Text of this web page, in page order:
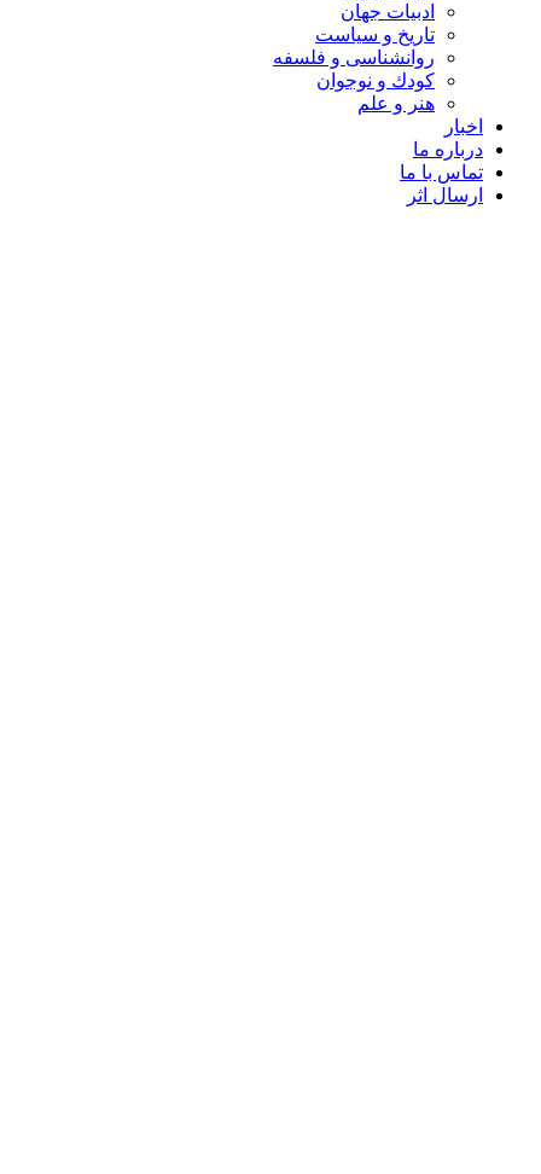
ادبیات جهان
تاریخ و سیاست
روانشناسی و فلسفه
کودك و نوجوان
هنر و علم
اخبار
درباره ما
تماس با ما
ارسال اثر